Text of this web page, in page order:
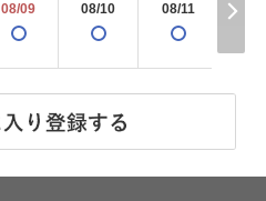
08/09 08/10 08/11